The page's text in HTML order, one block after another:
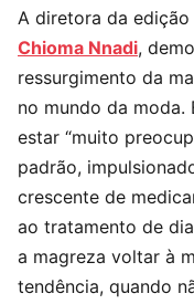
A diretora da
Chioma Nnadi,
ressurgimento da
no mundo da moda.
estar “muito
padrão,
crescente de
ao tratamento de
a magreza voltar à
tendência, quando